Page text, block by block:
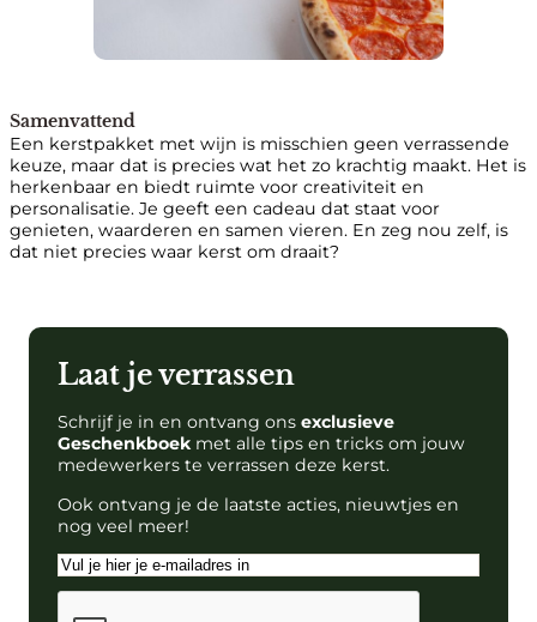
Samenvattend
Een kerstpakket met wijn is misschien geen verrassende
keuze, maar dat is precies wat het zo krachtig maakt. Het is
herkenbaar en biedt ruimte voor creativiteit en
personalisatie. Je geeft een cadeau dat staat voor
genieten, waarderen en samen vieren. En zeg nou zelf, is
dat niet precies waar kerst om draait?
Laat je verrassen
Schrijf je in en ontvang ons exclusieve
Geschenkboek met alle tips en tricks om jouw
medewerkers te verrassen deze kerst.
Ook ontvang je de laatste acties, nieuwtjes en
nog veel meer!
E-
mailadres